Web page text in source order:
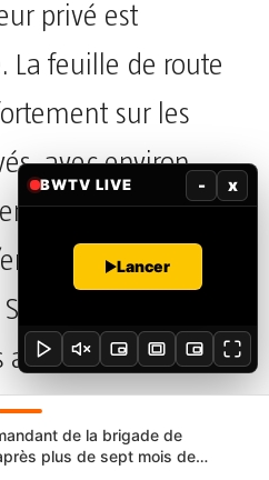
privé est
La feuille de route
sur les
avec environ
attendus du
de 4,4
cette
atteint les
du cycle
stratégie devra
de la brigade de
plus de sept mois de
BWTV LIVE - x
Lancer